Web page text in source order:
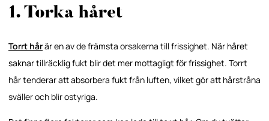
1. Torka håret
Torrt hårär en av de främsta orsakerna till frissighet. När håret
saknar tillräcklig fukt blir det mer mottagligt för frissighet. Torrt
hår tenderar att absorbera fukt från luften, vilket gör att hårstråna
sväller och blir ostyriga.